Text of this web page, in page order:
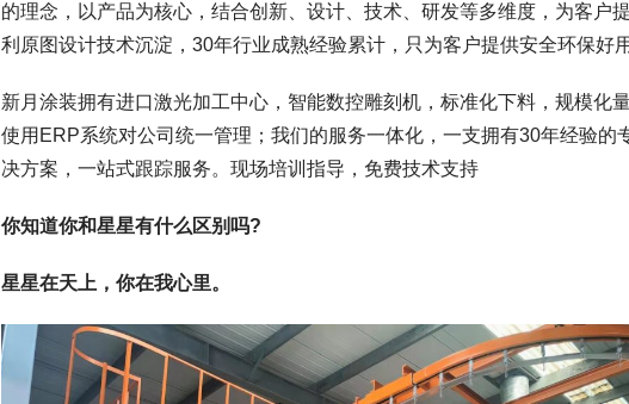
的理念，以产品为核心，结合创新、设计、技术、研发等多维度，为客户
利原图设计技术沉淀，30年行业成熟经验累计，只为客户提供安全环保好
新月涂装拥有进口激光加工中心，智能数控雕刻机，标准化下料，规模化
使用ERP系统对公司统一管理；我们的服务一体化，一支拥有30年经验的
决方案，一站式跟踪服务。现场培训指导，免费技术支持
你知道你和星星有什么区别吗?
星星在天上，你在我心里。